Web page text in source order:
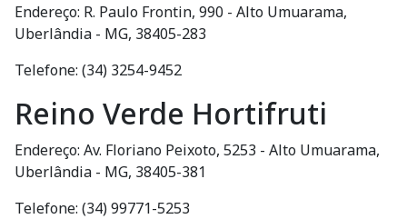
Endereço: R. Paulo Frontin, 990 - Alto Umuarama,
Uberlândia - MG, 38405-283
Telefone: (34) 3254-9452
Reino Verde Hortifruti
Endereço: Av. Floriano Peixoto, 5253 - Alto Umuarama,
Uberlândia - MG, 38405-381
Telefone: (34) 99771-5253